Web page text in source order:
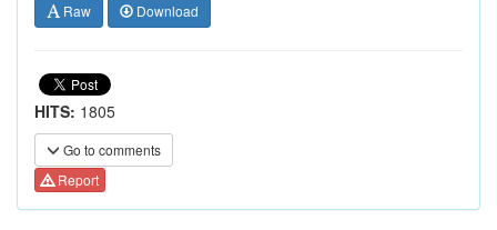
Raw Download
HITS: 1805
Go to comments
Report